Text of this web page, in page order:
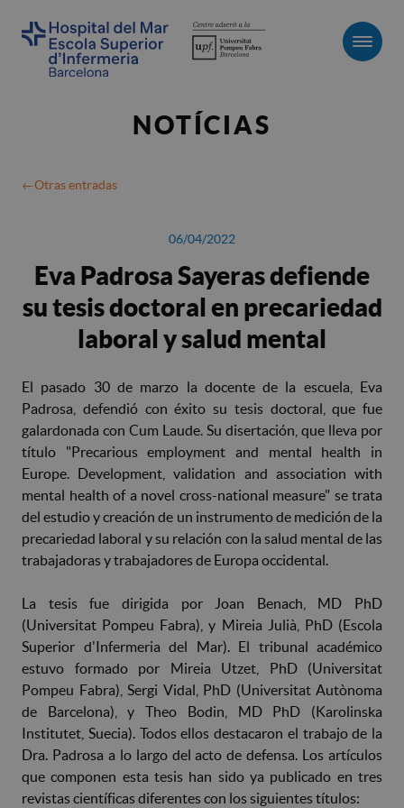
NOTÍCIAS
Otras entradas
06/04/2022
Eva Padrosa Sayeras defiende
su tesis doctoral en precariedad
laboral y salud mental
El pasado 30 de marzo la docente de la escuela, Eva
Padrosa, defendió con éxito su tesis doctoral, que fue
galardonada con Cum Laude. Su disertación, que lleva por
título "Precarious employment and mental health in
Europe. Development, validation and association with
mental health of a novel cross-national measure" se trata
del estudio y creación de un instrumento de medición de la
precariedad laboral y su relación con la salud mental de las
trabajadoras y trabajadores de Europa occidental.
La tesis fue dirigida por Joan Benach, MD PhD
(Universitat Pompeu Fabra), y Mireia Julià, PhD (Escola
Superior d'Infermeria del Mar). El tribunal académico
estuvo formado por Mireia Utzet, PhD (Universitat
Pompeu Fabra), Sergi Vidal, PhD (Universitat Autònoma
de Barcelona), y Theo Bodin, MD PhD (Karolinska
Institutet, Suecia). Todos ellos destacaron el trabajo de la
Dra. Padrosa a lo largo del acto de defensa. Los artículos
que componen esta tesis han sido ya publicado en tres
revistas científicas diferentes con los siguientes títulos: